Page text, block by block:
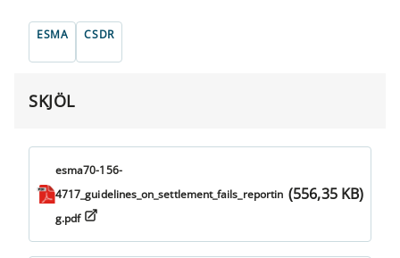
ESMA CSDR
SKJÖL
esma70-156-
4717_guidelines_on_settlement_fails_reportin
g.pdf
(556,35 KB)